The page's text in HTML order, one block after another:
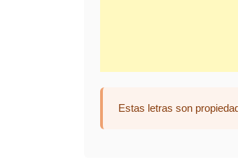
Estas letras son